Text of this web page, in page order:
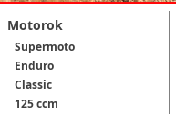
Motorok
Supermoto
Enduro
Classic
125 ccm